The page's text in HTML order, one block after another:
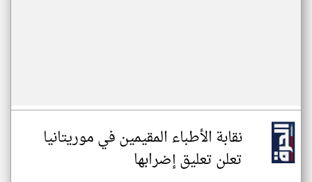
نقابة الأطباء المقيمين في موريتانيا
تعلن تعليق إضرابها